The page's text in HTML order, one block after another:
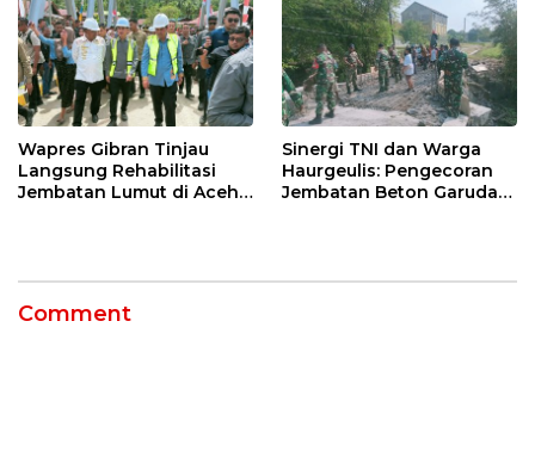
Muscablub
Wapres Gibran Tinjau
Langsung Rehabilitasi
Jembatan Lumut di Aceh
Sinergi TNI dan Warga
Haurgeulis: Pengecoran
Jembatan Beton Garuda
Comment